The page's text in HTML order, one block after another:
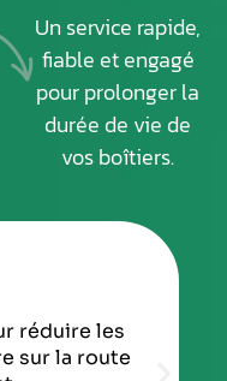
Un service rapide,
fiable et engagé
pour prolonger la
durée de vie de
vos boîtiers.
réduire les
sur la route